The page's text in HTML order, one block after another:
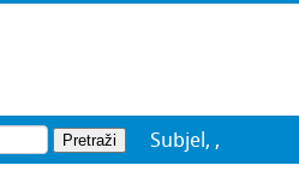
Subjel, ,